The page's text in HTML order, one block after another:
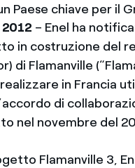
Paese chiave per il
– Enel ha
in costruzione del
di Flamanville
in Francia
di
nel novembre del
Flamanville 3,